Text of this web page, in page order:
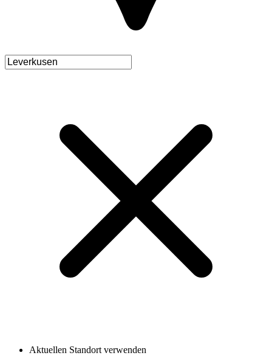
Aktuellen Standort verwenden